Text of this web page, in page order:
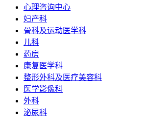
心理咨询中心
妇产科
骨科及运动医学科
儿科
药房
康复医学科
整形外科及医疗美容科
医学影像科
外科
泌尿科